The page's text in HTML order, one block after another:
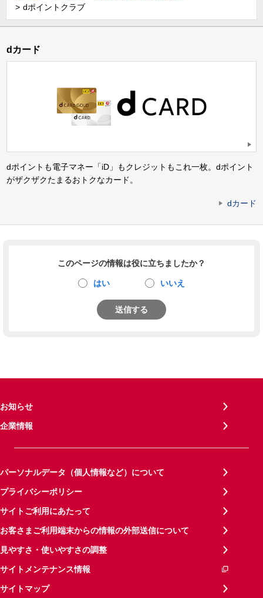
dポイントクラブ
dカード
dポイントも電子マネー「iD」もクレジットもこれ一枚。dポイント
がザクザクたまるおトクなカード。
dカード
このページの情報は役に立ちましたか？
はい いいえ
送信する
お知らせ
企業情報
パーソナルデータ（個人情報など）について
プライバシーポリシー
サイトご利用にあたって
お客さまご利用端末からの情報の外部送信について
見やすさ・使いやすさの調整
サイトメンテナンス情報
サイトマップ